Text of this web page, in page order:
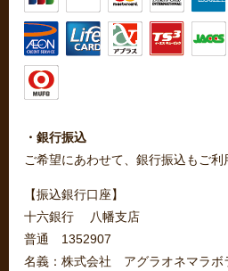
・銀行振込
ご希望にあわせて、銀行振込もご利
【振込銀行口座】
十六銀行 八幡支店
普通 1352907
名義：株式会社 アグラオネマラボ